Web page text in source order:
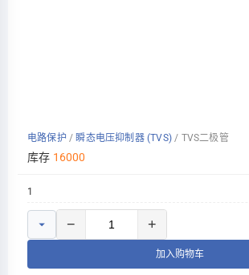
电路保护 / 瞬态电压抑制器 (TVS) / TVS二极管
库存 16000
1
− +
加入购物车